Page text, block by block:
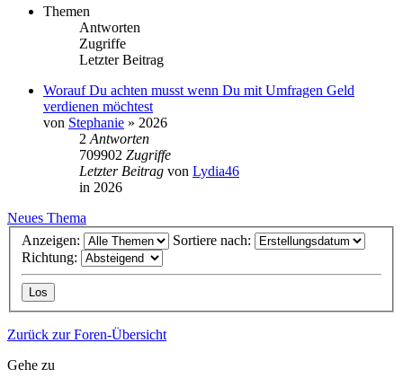
Themen
Antworten
Zugriffe
Letzter Beitrag
Worauf Du achten musst wenn Du mit Umfragen Geld
verdienen möchtest
von Stephanie » 2026
2 Antworten
709902 Zugriffe
Letzter Beitrag von Lydia46
in 2026
Neues Thema
Anzeigen:
Sortiere nach:
Richtung:
Zurück zur Foren-Übersicht
Gehe zu